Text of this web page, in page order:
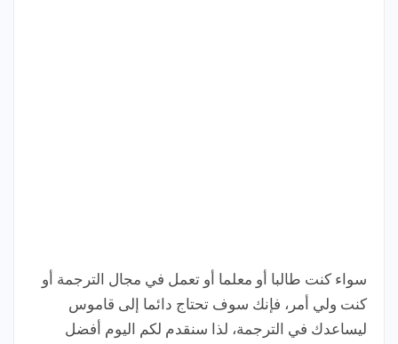
سواء كنت طالبا أو معلما أو تعمل في مجال الترجمة أو
كنت ولي أمر، فإنك سوف تحتاج دائما إلى قاموس
ليساعدك في الترجمة، لذا سنقدم لكم اليوم أفضل